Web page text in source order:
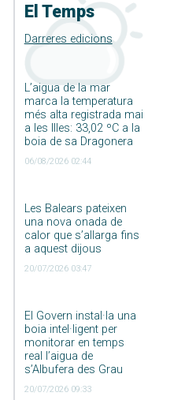
El Temps
Darreres edicions
L’aigua de la mar
marca la temperatura
més alta registrada mai
a les Illes: 33,02 ºC a la
boia de sa Dragonera
06/08/2026 02:44
Les Balears pateixen
una nova onada de
calor que s’allarga fins
a aquest dijous
20/07/2026 03:47
El Govern instal·la una
boia intel·ligent per
monitorar en temps
real l’aigua de
s’Albufera des Grau
20/07/2026 09:33